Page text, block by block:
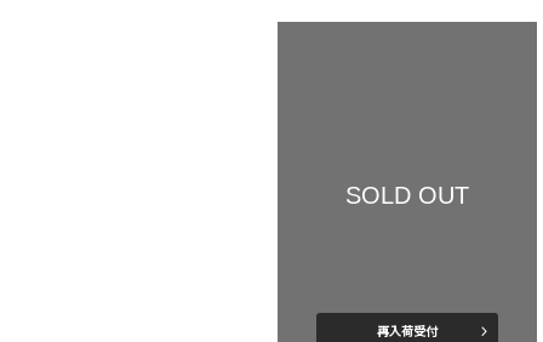
SOLD OUT
再入荷受付